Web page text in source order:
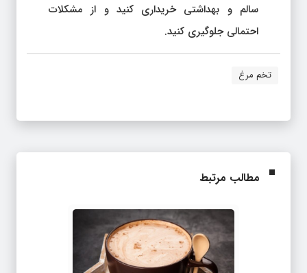
سالم و بهداشتی خریداری کنید و از مشکلات
احتمالی جلوگیری کنید.
تخم مرغ
مطالب مرتبط